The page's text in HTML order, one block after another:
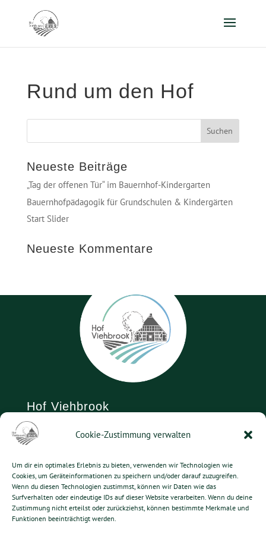
Cookie-Zustimmung verwalten
Um dir ein optimales Erlebnis zu bieten, verwenden wir Technologien wie
Cookies, um Geräteinformationen zu speichern und/oder darauf zuzugreifen.
Wenn du diesen Technologien zustimmst, können wir Daten wie das
Surfverhalten oder eindeutige IDs auf dieser Website verarbeiten. Wenn du deine
Zustimmung nicht erteilst oder zurückziehst, können bestimmte Merkmale und
Funktionen beeinträchtigt werden.
Rund um den Hof
Neueste Beiträge
„Tag der offenen Tür“ im Bauernhof-Kindergarten
Bauernhofpädagogik für Grundschulen & Kindergärten
Start Slider
Neueste Kommentare
Hof Viehbrook
Viehbrooker Weg 6
Telefon: 04394 992356
Telefax: 04394 992355
E-Mail: info@hof-viehbrook.de